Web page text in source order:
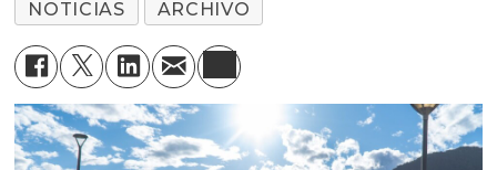
NOTICIAS ARCHIVO